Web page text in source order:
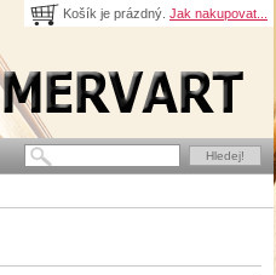
Košík je prázdný. Jak nakupovat...